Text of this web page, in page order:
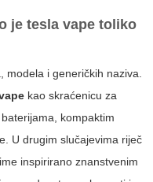
je tesla vape toliko
modela i generičkih naziva.
kao skraćenicu za
kompaktim
U drugim slučajevima riječ
inspirirano znanstvenim